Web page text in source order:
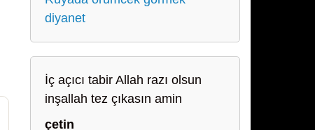
diyanet
İç açıcı tabir Allah razı olsun
inşallah tez çıkasın amin
çetin